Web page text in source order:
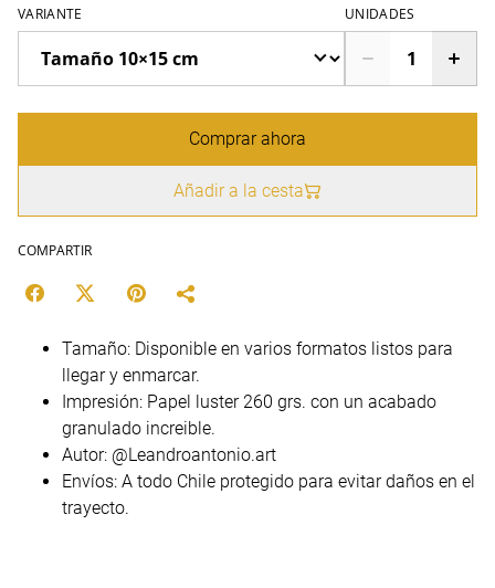
VARIANTE UNIDADES
Comprar ahora
Añadir a la cesta
COMPARTIR
Tamaño: Disponible en varios formatos listos para
llegar y enmarcar.
Impresión: Papel luster 260 grs. con un acabado
granulado increible.
Autor: @Leandroantonio.art
Envíos: A todo Chile protegido para evitar daños en el
trayecto.